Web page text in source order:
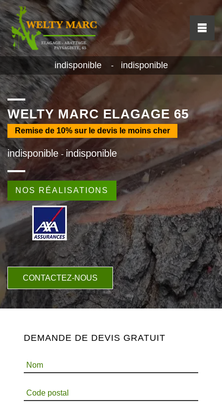
indisponible - indisponible
WELTY MARC ELAGAGE 65
Remise de 10% sur le devis le moins cher
indisponible - indisponible
NOS RÉALISATIONS
CONTACTEZ-NOUS
DEMANDE DE DEVIS GRATUIT
Nom
Code postal